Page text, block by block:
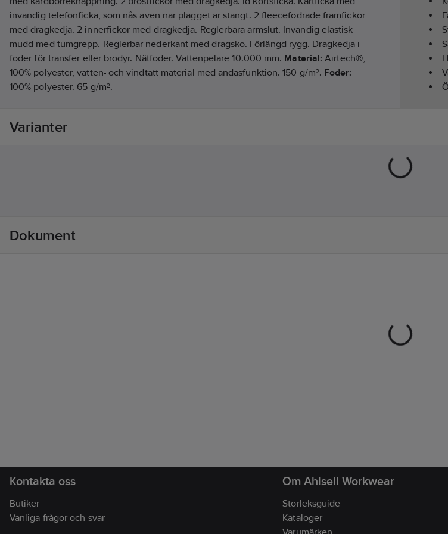
invändig telefonficka, som nås även när plagget är stängt. 2 fleecefodrade framfickor
med dragkedja. 2 innerfickor med dragkedja. Reglerbara ärmslut. Invändig elastisk
mudd med tumgrepp. Reglerbar nederkant med dragsko. Förlängd rygg. Dragkedja i
foder för transfer eller brodyr. Nätfoder. Vattenpelare 10.000 mm. Material: Airtech®,
100% polyester, vatten- och vindtätt material med andasfunktion. 150 g/m². Foder:
100% polyester. 65 g/m².
för industritvätt enligt ISO 15797. OEKO-TEX®-certifierad.
Varianter
Dokument
Kontakta oss
Butiker
Vanliga frågor och svar
Om Ahlsell Workwear
Storleksguide
Kataloger